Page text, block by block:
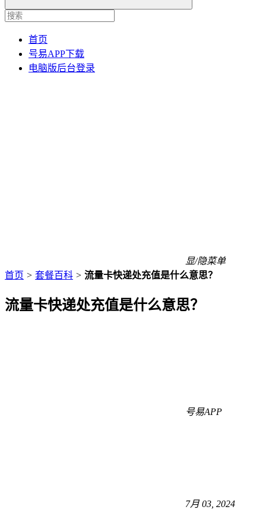
首页
号易APP下载
电脑版后台登录
显/隐菜单
首页 > 套餐百科 > 流量卡快递处充值是什么意思？
流量卡快递处充值是什么意思？
号易APP
7月 03, 2024